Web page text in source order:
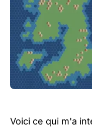
Voici ce qui m'a